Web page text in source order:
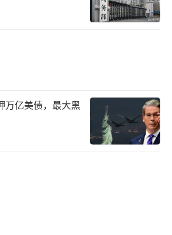
万亿美债，最大黑